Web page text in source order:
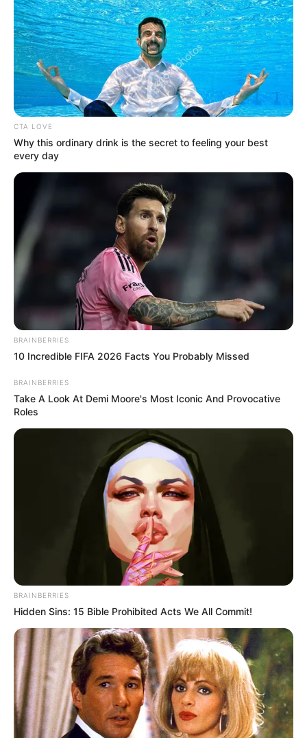
CTA LOVE
Why this ordinary drink is the secret to feeling your best
every day
BRAINBERRIES
10 Incredible FIFA 2026 Facts You Probably Missed
BRAINBERRIES
Take A Look At Demi Moore's Most Iconic And Provocative
Roles
BRAINBERRIES
Hidden Sins: 15 Bible Prohibited Acts We All Commit!